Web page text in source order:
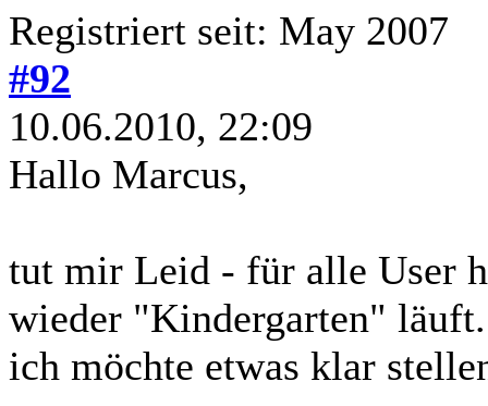
Registriert seit: May 2007
#92
10.06.2010, 22:09
Hallo Marcus,
tut mir Leid - für alle User
wieder "Kindergarten"
ich möchte etwas klar